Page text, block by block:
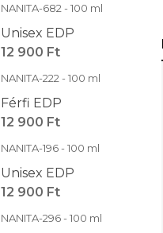
NANITA-682 - 100 ml
Unisex EDP
12 900 Ft
NANITA-222 - 100 ml
Férfi EDP
12 900 Ft
NANITA-196 - 100 ml
Unisex EDP
12 900 Ft
NANITA-296 - 100 ml